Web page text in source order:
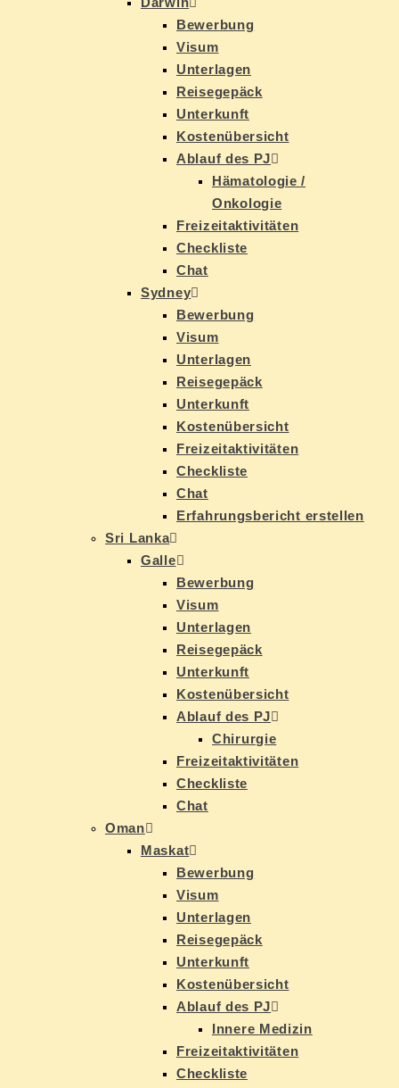
Be­wer­bung
Vi­sum
Un­ter­la­gen
Rei­se­ge­päck
Un­ter­kunft
Kos­ten­über­sicht
Ab­lauf des PJ
Hä­ma­to­lo­gie /
Onkologie
Frei­zeit­ak­ti­vi­tä­ten
Check­lis­te
Chat
Syd­ney
Be­wer­bung
Vi­sum
Un­ter­la­gen
Rei­se­ge­päck
Un­ter­kunft
Kos­ten­über­sicht
Frei­zeit­ak­ti­vi­tä­ten
Check­lis­te
Chat
Er­fah­rungs­be­richt erstellen
Sri Lan­ka
Gal­le
Be­wer­bung
Vi­sum
Un­ter­la­gen
Rei­se­ge­päck
Un­ter­kunft
Kos­ten­über­sicht
Ab­lauf des PJ
Chir­ur­gie
Frei­zeit­ak­ti­vi­tä­ten
Check­lis­te
Chat
Oman
Mas­kat
Be­wer­bung
Vi­sum
Un­ter­la­gen
Rei­se­ge­päck
Un­ter­kunft
Kos­ten­über­sicht
Ab­lauf des PJ
In­ne­re Medizin
Frei­zeit­ak­ti­vi­tä­ten
Check­lis­te